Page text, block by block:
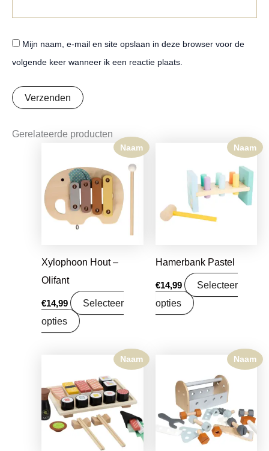
Mijn naam, e-mail en site opslaan in deze browser voor de
volgende keer wanneer ik een reactie plaats.
Gerelateerde producten
Naam
Xylophoon Hout –
Olifant
€14,99
Selecteer
opties
Naam
Hamerbank Pastel
€14,99
Selecteer
opties
Naam Naam